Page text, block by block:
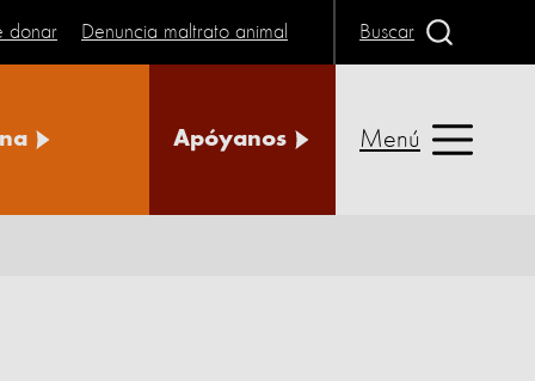
donar Denuncia maltrato animal Buscar
Apóyanos Menú